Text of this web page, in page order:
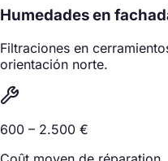
Humedades en
Filtraciones en
orientación norte.
600 – 2.500 €